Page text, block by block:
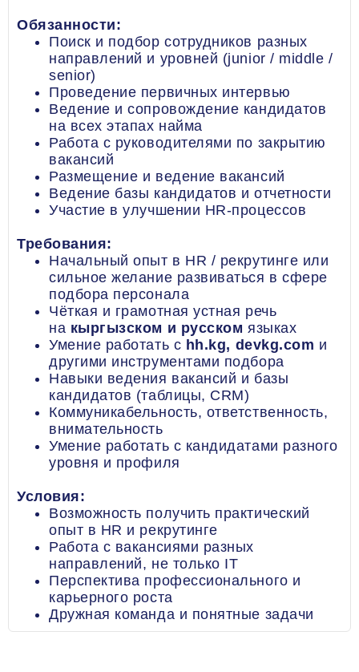
Обязанности:
Поиск и подбор сотрудников разных
направлений и уровней (junior / middle /
senior)
Проведение первичных интервью
Ведение и сопровождение кандидатов
на всех этапах найма
Работа с руководителями по закрытию
вакансий
Размещение и ведение вакансий
Ведение базы кандидатов и отчетности
Участие в улучшении HR-процессов
Требования:
Начальный опыт в HR / рекрутинге или
сильное желание развиваться в сфере
подбора персонала
Чёткая и грамотная устная речь
на кыргызском и русском языках
Умение работать с hh.kg, devkg.com и
другими инструментами подбора
Навыки ведения вакансий и базы
кандидатов (таблицы, CRM)
Коммуникабельность, ответственность,
внимательность
Умение работать с кандидатами разного
уровня и профиля
Условия:
Возможность получить практический
опыт в HR и рекрутинге
Работа с вакансиями разных
направлений, не только IT
Перспектива профессионального и
карьерного роста
Дружная команда и понятные задачи